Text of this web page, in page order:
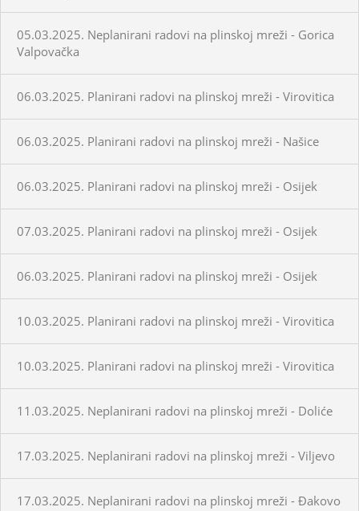
05.03.2025. Neplanirani radovi na plinskoj mreži - Gorica
Valpovačka
06.03.2025. Planirani radovi na plinskoj mreži - Virovitica
06.03.2025. Planirani radovi na plinskoj mreži - Našice
06.03.2025. Planirani radovi na plinskoj mreži - Osijek
07.03.2025. Planirani radovi na plinskoj mreži - Osijek
06.03.2025. Planirani radovi na plinskoj mreži - Osijek
10.03.2025. Planirani radovi na plinskoj mreži - Virovitica
10.03.2025. Planirani radovi na plinskoj mreži - Virovitica
11.03.2025. Neplanirani radovi na plinskoj mreži - Doliće
17.03.2025. Neplanirani radovi na plinskoj mreži - Viljevo
17.03.2025. Neplanirani radovi na plinskoj mreži - Đakovo